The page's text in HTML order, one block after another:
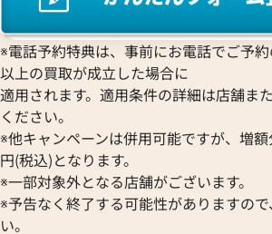
イデイト 40 228235 スレー
字盤
格
円
点の参考買取価格です
ロレック
ョコレー
7,170,000
※電話予約特典は、事前にお電話でご予
以上の買取が成立した場合に
適用されます。適用条件の詳細は店舗ま
ください。
※他キャンペーンは併用可能ですが、増
円(税込)となります。
※一部対象外となる店舗がございます。
※予告なく終了する可能性がありますの
い。